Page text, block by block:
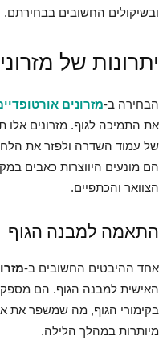
ובשיקולים החשובים בבחירתם.
יתרונות של
הבחירה ב-מזרונים
את התמיכה לגוף. מזרונים אלו
של עמוד השדרה ולפזר את
הם מונעים היווצרות כאבים
הצוואר והכתפיים.
התאמה למבנה הגוף
אחד ההיבטים החשובים ב-
האישית למבנה הגוף. הם
בקימורי הגוף, מה שמשפר את
מיותרות במהלך הלילה.